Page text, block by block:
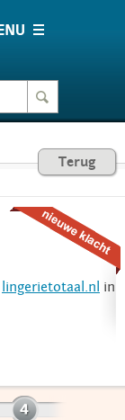
Terug
lingerietotaal.nl in